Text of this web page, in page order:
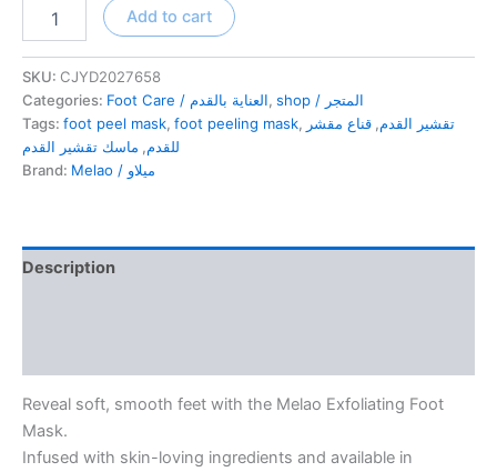
Exfoliating
Mask
قناع
ميلاو
لتقشير
القدمين
Add to cart
SKU: CJYD2027658
Categories:
Foot Care / العناية بالقدم,
shop / المتجر
Tags: foot peel mask, foot peeling mask, تقشير القدم, قناع مقشر
للقدم, ماسك تقشير القدم
Brand:
Melao / ميلاو
Description
Reveal soft, smooth feet with the Melao Exfoliating Foot
Mask.
Infused with skin-loving ingredients and available in